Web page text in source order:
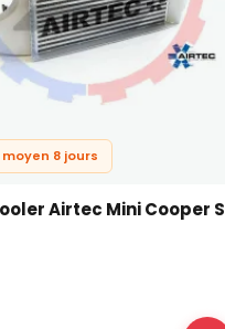
moyen 8 jours
Airtec Mini Cooper S